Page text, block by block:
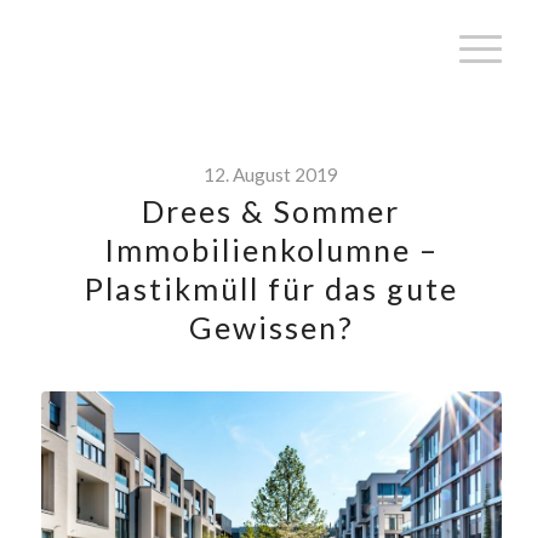
12. August 2019
Drees & Sommer
Immobilienkolumne –
Plastikmüll für das gute
Gewissen?